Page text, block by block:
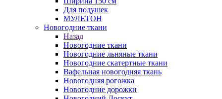
Для подушек
МУЛЕТОН
Новогодние ткани
Назад
Новогодние ткани
Новогодние льняные ткани
Новогодние скатертные ткани
Вафельная новогодняя ткань
Новогодняя рогожка
Новогодние дорожки